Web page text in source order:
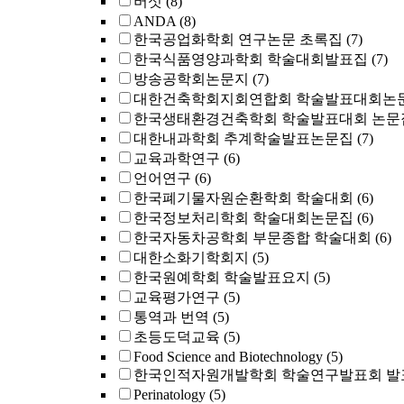
ANDA (8)
한국공업화학회 연구논문 초록집 (7)
한국식품영양과학회 학술대회발표집 (7)
방송공학회논문지 (7)
대한건축학회지회연합회 학술발표대회논
한국생태환경건축학회 학술발표대회 논문
대한내과학회 추계학술발표논문집 (7)
교육과학연구 (6)
언어연구 (6)
한국폐기물자원순환학회 학술대회 (6)
한국정보처리학회 학술대회논문집 (6)
한국자동차공학회 부문종합 학술대회 (6)
대한소화기학회지 (5)
한국원예학회 학술발표요지 (5)
교육평가연구 (5)
통역과 번역 (5)
초등도덕교육 (5)
Food Science and Biotechnology (5)
한국인적자원개발학회 학술연구발표회 발
Perinatology (5)